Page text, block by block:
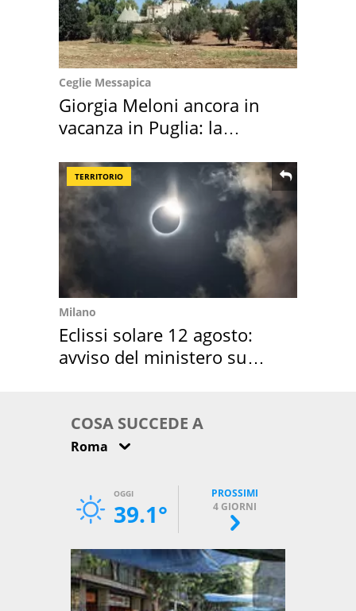
Ceglie Messapica
Giorgia Meloni ancora in
vacanza in Puglia: la
TERRITORIO
Milano
Eclissi solare 12 agosto:
avviso del ministero su